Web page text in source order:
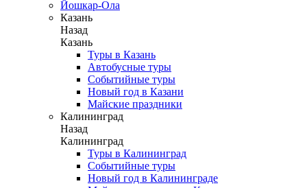
Йошкар-Ола
Казань
Назад
Казань
Туры в Казань
Автобусные туры
Событийные туры
Новый год в Казани
Майские праздники
Калининград
Назад
Калининград
Туры в Калининград
Событийные туры
Новый год в Калининграде